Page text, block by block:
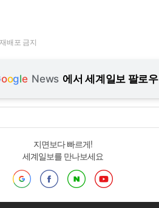
배포 금지
oogle News 에서 세계일보 팔로우
지면보다 빠르게!
세계일보를 만나보세요